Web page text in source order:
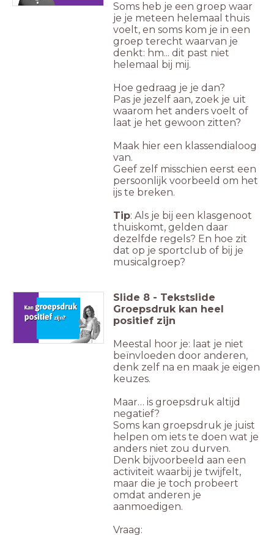
Soms heb je een groep waar
je je meteen helemaal thuis
voelt, en soms kom je in een
groep terecht waarvan je
denkt: hm... dit past niet
helemaal bij mij.
Hoe gedraag je je dan?
Pas je jezelf aan, zoek je uit
waarom het anders voelt of
laat je het gewoon zitten?
Maak hier een klassendialoog
van.
Geef zelf misschien eerst een
persoonlijk voorbeeld om het
ijs te breken.
Tip: Als je bij een klasgenoot
thuiskomt, gelden daar
dezelfde regels? En hoe zit
dat op je sportclub of bij je
musicalgroep?
Slide 8 - Tekstslide
Groepsdruk kan heel
positief zijn
Meestal hoor je: laat je niet
beïnvloeden door anderen,
denk zelf na en maak je eigen
keuzes.
Maar… is groepsdruk altijd
negatief?
Soms kan groepsdruk je juist
helpen om iets te doen wat je
anders niet zou durven.
Denk bijvoorbeeld aan een
activiteit waarbij je twijfelt,
maar die je toch probeert
omdat anderen je
aanmoedigen.
Vraag: